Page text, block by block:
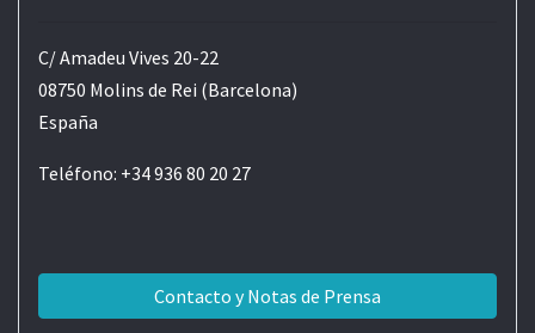
C/ Amadeu Vives 20-22
08750 Molins de Rei (Barcelona)
España
Teléfono: +34 936 80 20 27
Contacto y Notas de Prensa